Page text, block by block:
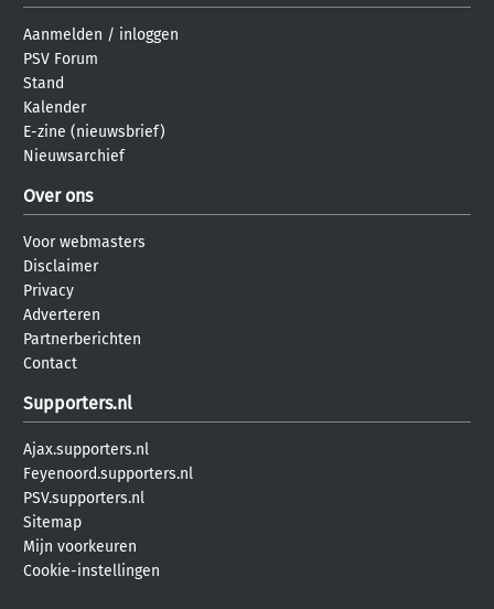
Aanmelden / inloggen
PSV Forum
Stand
Kalender
E-zine (nieuwsbrief)
Nieuwsarchief
Over ons
Voor webmasters
Disclaimer
Privacy
Adverteren
Partnerberichten
Contact
Supporters.nl
Ajax.supporters.nl
Feyenoord.supporters.nl
PSV.supporters.nl
Sitemap
Mijn voorkeuren
Cookie-instellingen